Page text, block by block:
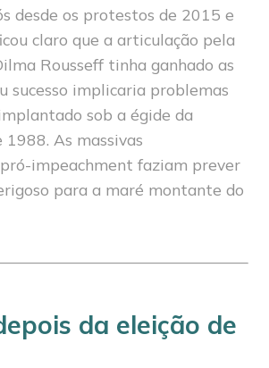
desde os protestos de 2015 e
claro que a articulação pela
Rousseff tinha ganhado as
sucesso implicaria problemas
sob a égide da
As massivas
impeachment faziam prever
para a maré montante do
da eleição de